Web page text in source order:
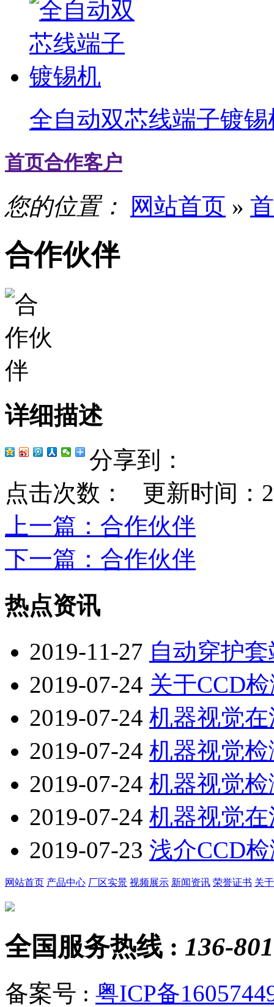
全自动双芯线端子镀锡
首页合作客户
您的位置： 网站首页 »
合作伙伴
详细描述
分享到：
点击次数：
更新时间：
上一篇 ：合作伙伴
下一篇 ：合作伙伴
热点资讯
2019-11-27 自动穿护
2019-07-24 关于CCD
2019-07-24 机器视觉
2019-07-24 机器视觉
2019-07-24 机器视觉
2019-07-24 机器视觉
2019-07-23 浅介CCD
网站首页 产品中心 厂区实景 视频展示 新闻资讯 荣誉证书 关
全国服务热线 : 136-
备案号 : 粤ICP备